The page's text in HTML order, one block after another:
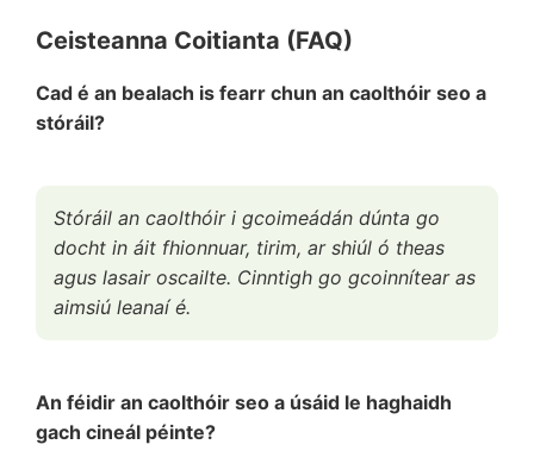
Ceisteanna Coitianta (FAQ)
Cad é an bealach is fearr chun an caolthóir seo a
stóráil?
Stóráil an caolthóir i gcoimeádán dúnta go
docht in áit fhionnuar, tirim, ar shiúl ó theas
agus lasair oscailte. Cinntigh go gcoinnítear as
aimsiú leanaí é.
An féidir an caolthóir seo a úsáid le haghaidh
gach cineál péinte?